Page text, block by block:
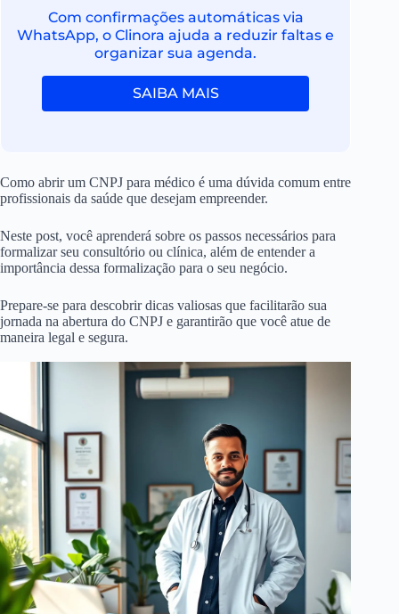
Com confirmações automáticas via
WhatsApp, o Clinora ajuda a reduzir faltas e
organizar sua agenda.
SAIBA MAIS
Como abrir um CNPJ para médico é uma dúvida comum entre
profissionais da saúde que desejam empreender.
Neste post, você aprenderá sobre os passos necessários para
formalizar seu consultório ou clínica, além de entender a
importância dessa formalização para o seu negócio.
Prepare-se para descobrir dicas valiosas que facilitarão sua
jornada na abertura do CNPJ e garantirão que você atue de
maneira legal e segura.